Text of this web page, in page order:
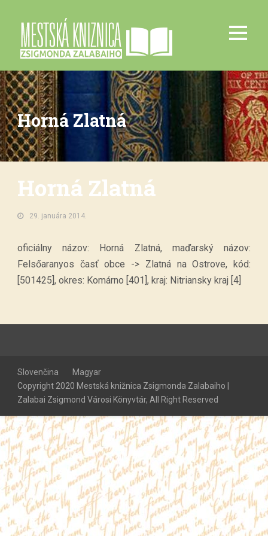
Horná Zlatná
Horná Zlatná
29. januára 2014.
oficiálny názov: Horná Zlatná, maďarský názov:
Felsőaranyos časť obce -> Zlatná na Ostrove, kód:
[501425], okres: Komárno [401], kraj: Nitriansky kraj [4]
Slovenčina
Magyar
Copyright 2020 Mestská knižnica Zsigmonda Zalabaiho |
Zalabai Zsigmond Városi Könyvtár, All Right Reserved